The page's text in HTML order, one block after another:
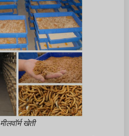
मीलवॉर्म खेती